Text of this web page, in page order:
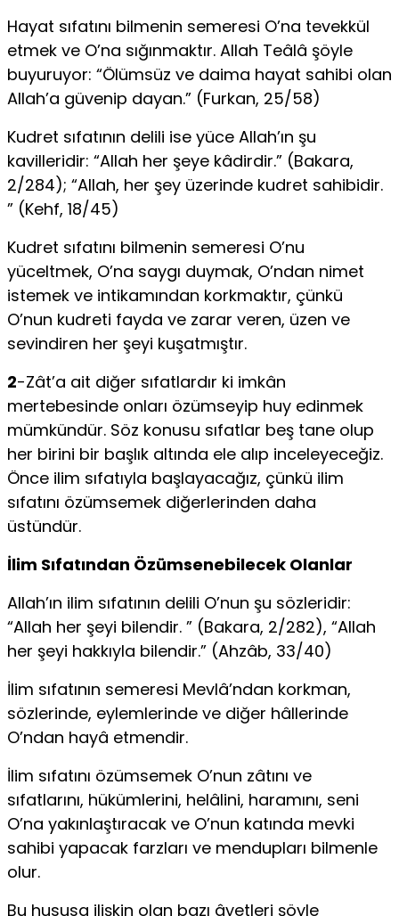
Hayat sıfatını bilmenin semeresi O’na tevekkül
etmek ve O’na sığınmaktır. Allah Teâlâ şöyle
buyuruyor: “Ölümsüz ve daima hayat sahibi olan
Allah’a güvenip dayan.” (Furkan, 25/58)
Kudret sıfatının delili ise yüce Allah’ın şu
kavilleridir: “Allah her şeye kâdirdir.” (Bakara,
2/284); “Allah, her şey üzerinde kudret sahibidir.
” (Kehf, 18/45)
Kudret sıfatını bilmenin semeresi O’nu
yüceltmek, O’na saygı duymak, O’ndan nimet
istemek ve intikamından korkmaktır, çünkü
O’nun kudreti fayda ve zarar veren, üzen ve
sevindiren her şeyi kuşatmıştır.
2-Zât’a ait diğer sıfatlardır ki imkân
mertebesinde onları özümseyip huy edinmek
mümkündür. Söz konusu sıfatlar beş tane olup
her birini bir başlık altında ele alıp inceleyeceğiz.
Önce ilim sıfatıyla başlayacağız, çünkü ilim
sıfatını özümsemek diğerlerinden daha
üstündür.
İlim Sıfatından Özümsenebilecek Olanlar
Allah’ın ilim sıfatının delili O’nun şu sözleridir:
“Allah her şeyi bilendir. ” (Bakara, 2/282), “Allah
her şeyi hakkıyla bilendir.” (Ahzâb, 33/40)
İlim sıfatının semeresi Mevlâ’ndan korkman,
sözlerinde, eylemlerinde ve diğer hâllerinde
O’ndan hayâ etmendir.
İlim sıfatını özümsemek O’nun zâtını ve
sıfatlarını, hükümlerini, helâlini, haramını, seni
O’na yakınlaştıracak ve O’nun katında mevki
sahibi yapacak farzları ve mendupları bilmenle
olur.
Bu hususa ilişkin olan bazı âyetleri şöyle